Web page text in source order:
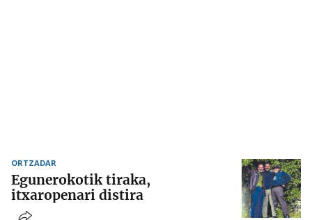
ORTZADAR
Egunerokotik tiraka,
itxaropenari distira